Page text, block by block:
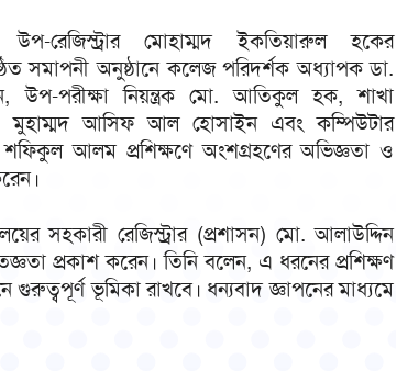
উপ-রেজিস্ট্রার মোহাম্মদ ইকতিয়ারুল হকের
সমাপনী অনুষ্ঠানে কলেজ পরিদর্শক অধ্যাপক ডা.
উপ-পরীক্ষা নিয়ন্ত্রক মো. আতিকুল হক, শাখা
মুহাম্মদ আসিফ আল হোসাইন এবং কম্পিউটার
আলম প্রশিক্ষণে অংশগ্রহণের অভিজ্ঞতা ও
সহকারী রেজিস্ট্রার (প্রশাসন) মো. আলাউদ্দিন
প্রকাশ করেন। তিনি বলেন, এ ধরনের প্রশিক্ষণ
গুরুত্বপূর্ণ ভূমিকা রাখবে। ধন্যবাদ জ্ঞাপনের মাধ্যমে